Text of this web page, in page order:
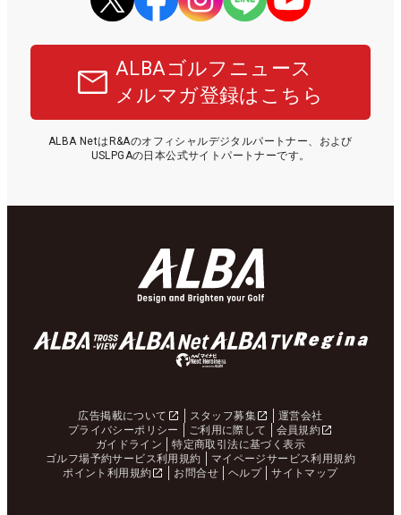
ALBAゴルフニュース
メルマガ登録はこちら
ALBA NetはR&Aのオフィシャルデジタルパートナー、および
USLPGAの日本公式サイトパートナーです。
広告掲載について スタッフ募集
運営会社
プライバシーポリシー
ご利用に際して
会員規約
ガイドライン
特定商取引法に基づく表示
ゴルフ場予約サービス利用規約
マイページサービス利用規約
ポイント利用規約
お問合せ ヘルプ サイトマップ